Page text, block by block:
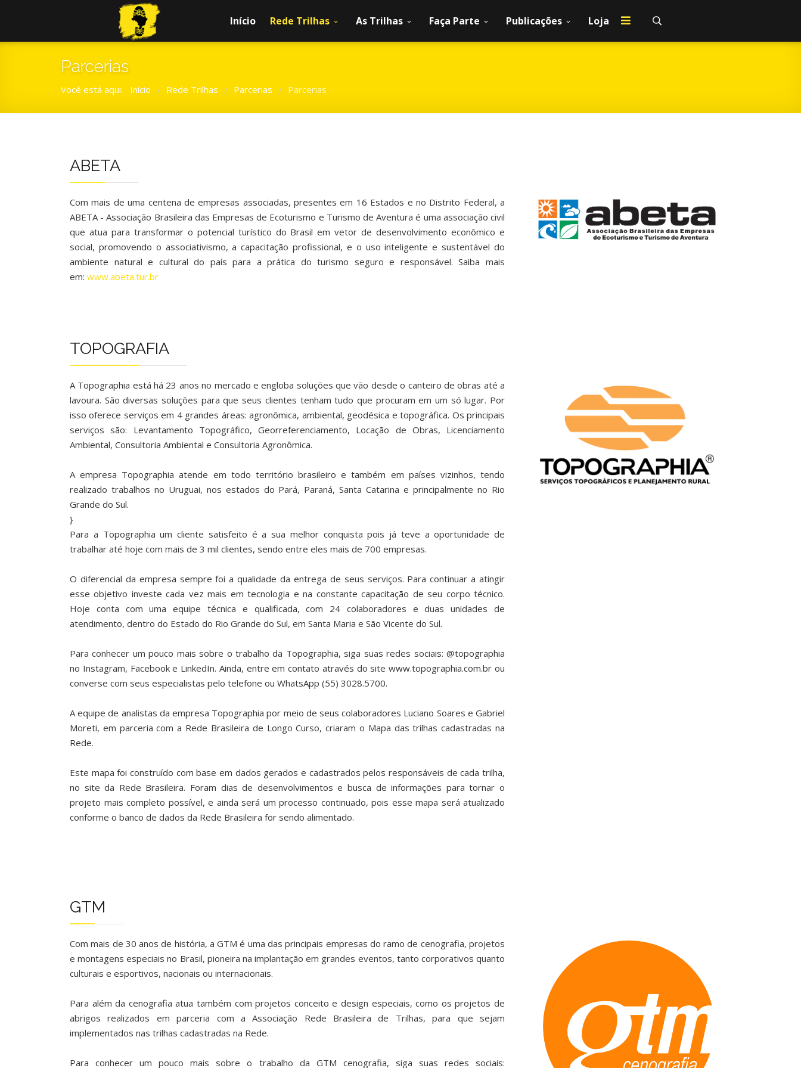
Início Rede Trilhas As Trilhas Faça Parte Publicações Loja
Parcerias
Você está aqui: Início / Rede Trilhas / Parcerias / Parcerias
ABETA
Com mais de uma centena de empresas associadas, presentes em 16 Estados e no Distrito Federal, a
ABETA - Associação Brasileira das Empresas de Ecoturismo e Turismo de Aventura é uma associação civil
que atua para transformar o potencial turístico do Brasil em vetor de desenvolvimento econômico e
social, promovendo o associativismo, a capacitação profissional, e o uso inteligente e sustentável do
ambiente natural e cultural do país para a prática do turismo seguro e responsável. Saiba mais
em: www.abeta.tur.br
TOPOGRAFIA
A Topographia está há 23 anos no mercado e engloba soluções que vão desde o canteiro de obras até a
lavoura. São diversas soluções para que seus clientes tenham tudo que procuram em um só lugar. Por
isso oferece serviços em 4 grandes áreas: agronômica, ambiental, geodésica e topográfica. Os principais
serviços são: Levantamento Topográfico, Georreferenciamento, Locação de Obras, Licenciamento
Ambiental, Consultoria Ambiental e Consultoria Agronômica.
A empresa Topographia atende em todo território brasileiro e também em países vizinhos, tendo
realizado trabalhos no Uruguai, nos estados do Pará, Paraná, Santa Catarina e principalmente no Rio
Grande do Sul.
}
Para a Topographia um cliente satisfeito é a sua melhor conquista pois já teve a oportunidade de
trabalhar até hoje com mais de 3 mil clientes, sendo entre eles mais de 700 empresas.
O diferencial da empresa sempre foi a qualidade da entrega de seus serviços. Para continuar a atingir
esse objetivo investe cada vez mais em tecnologia e na constante capacitação de seu corpo técnico.
Hoje conta com uma equipe técnica e qualificada, com 24 colaboradores e duas unidades de
atendimento, dentro do Estado do Rio Grande do Sul, em Santa Maria e São Vicente do Sul.
Para conhecer um pouco mais sobre o trabalho da Topographia, siga suas redes sociais: @topographia
no Instagram, Facebook e LinkedIn. Ainda, entre em contato através do site www.topographia.com.br ou
converse com seus especialistas pelo telefone ou WhatsApp (55) 3028.5700.
A equipe de analistas da empresa Topographia por meio de seus colaboradores Luciano Soares e Gabriel
Moreti, em parceria com a Rede Brasileira de Longo Curso, criaram o Mapa das trilhas cadastradas na
Rede.
Este mapa foi construído com base em dados gerados e cadastrados pelos responsáveis de cada trilha,
no site da Rede Brasileira. Foram dias de desenvolvimentos e busca de informações para tornar o
projeto mais completo possível, e ainda será um processo continuado, pois esse mapa será atualizado
conforme o banco de dados da Rede Brasileira for sendo alimentado.
GTM
Com mais de 30 anos de história, a GTM é uma das principais empresas do ramo de cenografia, projetos
e montagens especiais no Brasil, pioneira na implantação em grandes eventos, tanto corporativos quanto
culturais e esportivos, nacionais ou internacionais.
Para além da cenografia atua também com projetos conceito e design especiais, como os projetos de
abrigos realizados em parceria com a Associação Rede Brasileira de Trilhas, para que sejam
implementados nas trilhas cadastradas na Rede.
Para conhecer um pouco mais sobre o trabalho da GTM cenografia, siga suas redes sociais: